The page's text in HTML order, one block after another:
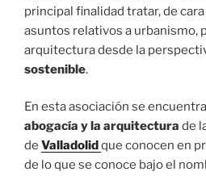
principal finalidad tratar, de cara
asuntos relativos a urbanismo,
arquitectura desde la
sostenible.
En esta asociación se
abogacía y la arquitectura de
de Valladolidque conocen en
de lo que se conoce bajo el